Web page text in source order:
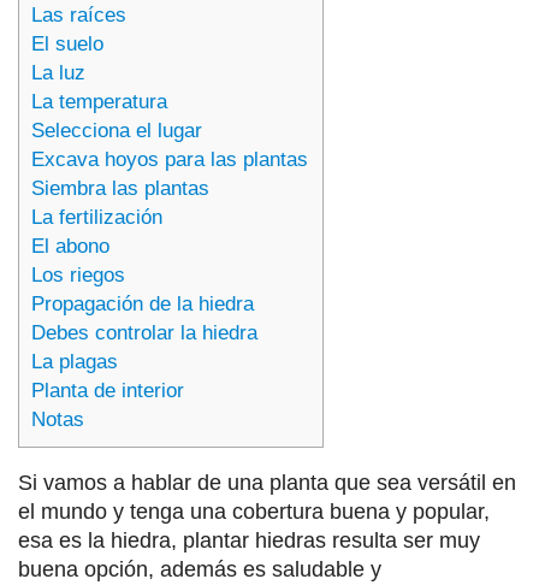
Las raíces
El suelo
La luz
La temperatura
Selecciona el lugar
Excava hoyos para las plantas
Siembra las plantas
La fertilización
El abono
Los riegos
Propagación de la hiedra
Debes controlar la hiedra
La plagas
Planta de interior
Notas
Si vamos a hablar de una planta que sea versátil en
el mundo y tenga una cobertura buena y popular,
esa es la hiedra, plantar hiedras resulta ser muy
buena opción, además es saludable y